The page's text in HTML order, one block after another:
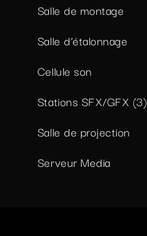
Salle de montage
Salle d’étalonnage
Cellule son
Stations SFX/GFX (3)
Salle de projection
Serveur Media